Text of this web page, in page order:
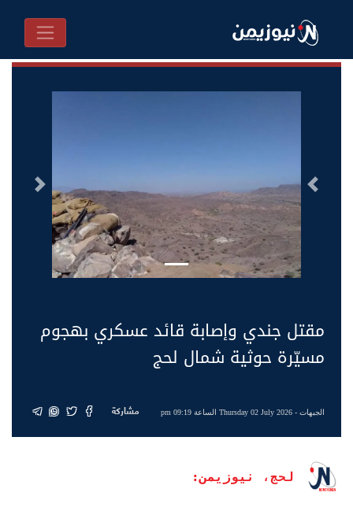
السابق التالى
مقتل جندي وإصابة قائد عسكري بهجوم
مسيّرة حوثية شمال لحج
الجبهات- Thursday 02 July 2026 الساعة 09:19 pm مشاركة
لحج، نيوزيمن: